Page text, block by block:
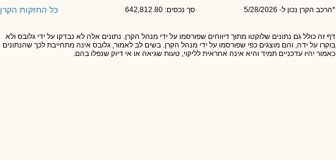
*הרכב הקרן נכון ל- 5/28/2026 סך נכסים: 642,812.80 כל החזקות הקרן
דף זה כולל גם נתונים שלוקטו מתוך דיווחים שפורסמו על ידי מנהל הקרן. נתונים אלה לא נבדקו על ידי גלובס ולא
בוקרו על ידה, והם מוצגים כפי שפורסמו על ידי מנהל הקרן. בשים לב לאמור, גלובס אינה מתחייבת לכך שהנתונים
כאמור יהיו עדכניים תמיד והיא אינה אחראית לליקוי, טעות שגיאה או אי דיוק שנפלו בהם.